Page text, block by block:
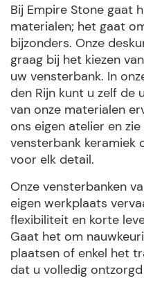
Bij Empire Stone gaat
materialen; het gaat
bijzonders. Onze
graag bij het kiezen
uw vensterbank. In
den Rijn kunt u zelf de
van onze materialen
ons eigen atelier en
vensterbank keramiek
voor elk detail.
Onze vensterbanken
eigen werkplaats
flexibiliteit en korte
Gaat het om
plaatsen of enkel het
dat u volledig